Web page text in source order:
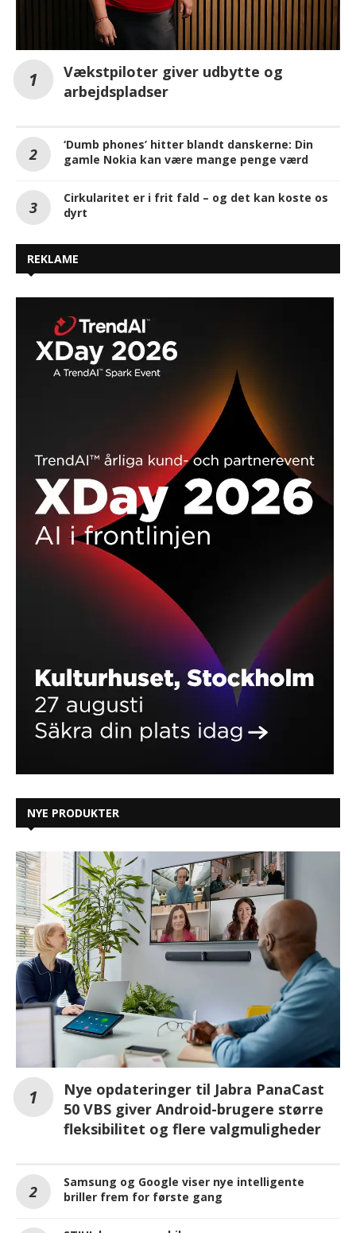
Vækstpiloter giver udbytte og
arbejdspladser
‘Dumb phones’ hitter blandt danskerne: Din
gamle Nokia kan være mange penge værd
Cirkularitet er i frit fald – og det kan koste os
dyrt
REKLAME
NYE PRODUKTER
Nye opdateringer til Jabra PanaCast
50 VBS giver Android-brugere større
fleksibilitet og flere valgmuligheder
Samsung og Google viser nye intelligente
briller frem for første gang